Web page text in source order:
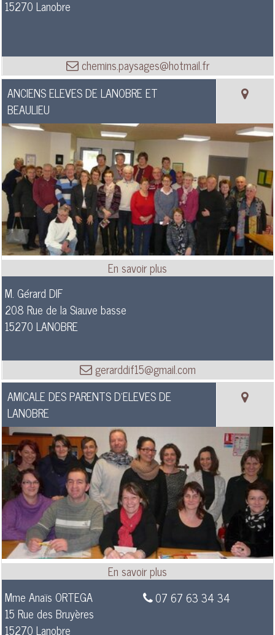
15270 Lanobre
chemins.paysages@hotmail.fr
ANCIENS ELEVES DE LANOBRE ET
BEAULIEU
M. Gérard DIF
208 Rue de la Siauve basse
15270 LANOBRE
gerarddif15@gmail.com
AMICALE DES PARENTS D’ELEVES DE
LANOBRE
Mme Anaïs ORTEGA
15 Rue des Bruyères
15270 Lanobre
07 67 63 34 34